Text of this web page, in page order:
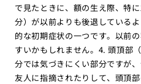
で見たときに、額の生え際、特
分）が以前よりも後退している
的な初期症状の一つです。以前
すいかもしれません。4. 頭頂部
分では気づきにくい部分ですが
友人に指摘されたりして、頭頂